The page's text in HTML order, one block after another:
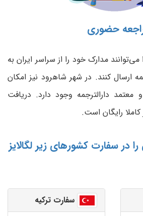
حضوری
می‌توانند مدارک خود را از سراسر ایران به
ارسال کنند. در شهر شاهرود نیز امکان
معتمد دارالترجمه وجود دارد. دریافت
رایگان است.
در سفارت کشورهای زیر لگالایز
سفارت ترکیه